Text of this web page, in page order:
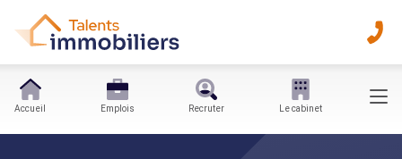
Accueil Emplois Recruter Le cabinet